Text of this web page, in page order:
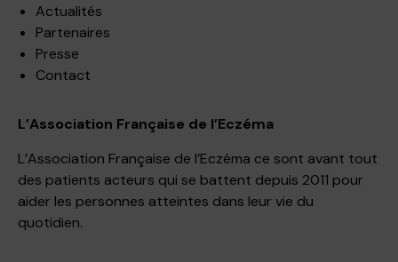
Actualités
Partenaires
Presse
Contact
L’Association Française de l’Eczéma
L’Association Française de l’Eczéma ce sont avant tout
des patients acteurs qui se battent depuis 2011 pour
aider les personnes atteintes dans leur vie du
quotidien.